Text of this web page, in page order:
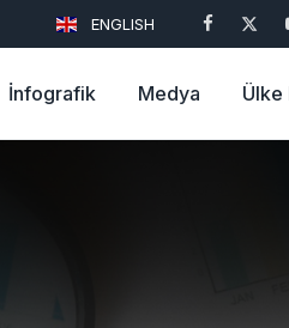
ENGLISH
İnfografik Medya Ülke